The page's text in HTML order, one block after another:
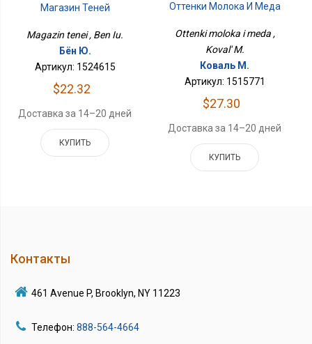
Магазин Теней
Magazin tenei , Ben Iu.
Бён Ю.
Артикул: 1524615
$22.32
Доставка за 14–20 дней
КУПИТЬ
Оттенки Молока И Меда
Ottenki moloka i meda ,
Koval' M.
Коваль М.
Артикул: 1515771
$27.30
Доставка за 14–20 дней
КУПИТЬ
Контакты
461 Avenue P, Brooklyn, NY 11223
Телефон: 888-564-4664